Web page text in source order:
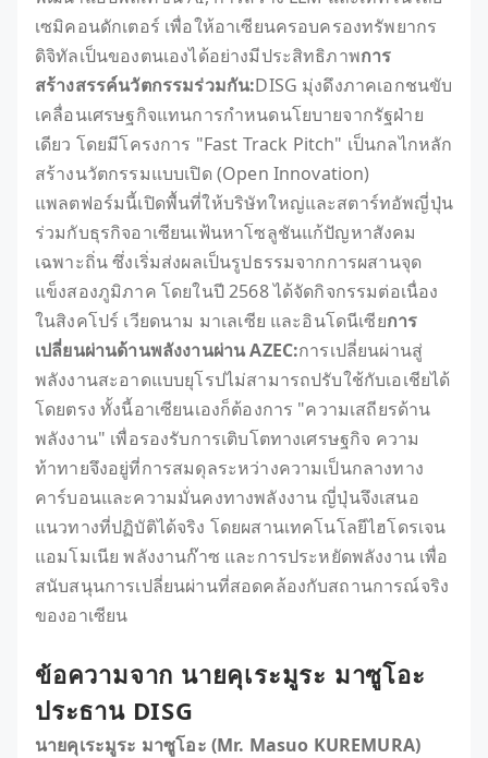
เซมิคอนดักเตอร์ เพื่อให้อาเซียนครอบครองทรัพยากร
ดิจิทัลเป็นของตนเองได้อย่างมีประสิทธิภาพการ
สร้างสรรค์นวัตกรรมร่วมกัน:DISG มุ่งดึงภาคเอกชนขับ
เคลื่อนเศรษฐกิจแทนการกำหนดนโยบายจากรัฐฝ่าย
เดียว โดยมีโครงการ "Fast Track Pitch" เป็นกลไกหลัก
สร้างนวัตกรรมแบบเปิด (Open Innovation)
แพลตฟอร์มนี้เปิดพื้นที่ให้บริษัทใหญ่และสตาร์ทอัพญี่ปุ่น
ร่วมกับธุรกิจอาเซียนเฟ้นหาโซลูชันแก้ปัญหาสังคม
เฉพาะถิ่น ซึ่งเริ่มส่งผลเป็นรูปธรรมจากการผสานจุด
แข็งสองภูมิภาค โดยในปี 2568 ได้จัดกิจกรรมต่อเนื่อง
ในสิงคโปร์ เวียดนาม มาเลเซีย และอินโดนีเซียการ
เปลี่ยนผ่านด้านพลังงานผ่าน AZEC:การเปลี่ยนผ่านสู่
พลังงานสะอาดแบบยุโรปไม่สามารถปรับใช้กับเอเชียได้
โดยตรง ทั้งนี้อาเซียนเองก็ต้องการ "ความเสถียรด้าน
พลังงาน" เพื่อรองรับการเติบโตทางเศรษฐกิจ ความ
ท้าทายจึงอยู่ที่การสมดุลระหว่างความเป็นกลางทาง
คาร์บอนและความมั่นคงทางพลังงาน ญี่ปุ่นจึงเสนอ
แนวทางที่ปฏิบัติได้จริง โดยผสานเทคโนโลยีไฮโดรเจน
แอมโมเนีย พลังงานก๊าซ และการประหยัดพลังงาน เพื่อ
สนับสนุนการเปลี่ยนผ่านที่สอดคล้องกับสถานการณ์จริง
ของอาเซียน
ข้อความจาก นายคุเระมูระ มาซูโอะ
ประธาน DISG
นายคุเระมูระ มาซูโอะ (Mr. Masuo KUREMURA)